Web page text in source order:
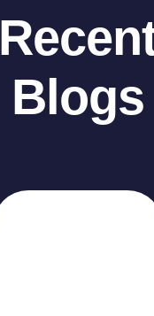
Blogs